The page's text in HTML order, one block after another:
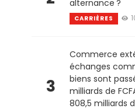
alternance ?
CARRIÈRES
3
Commerce
échanges
biens sont
milliards de
808,5 milliards